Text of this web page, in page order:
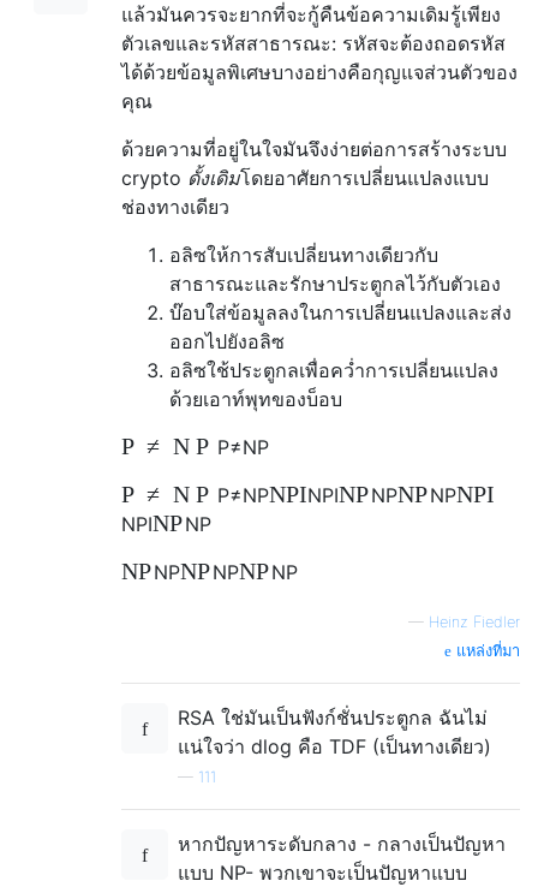
แล้วมันควรจะยากที่จะกู้คืนข้อความเดิมรู้เพียง
ตัวเลขและรหัสสาธารณะ: รหัสจะต้องถอดรหัส
ได้ด้วยข้อมูลพิเศษบางอย่างคือกุญแจส่วนตัวของ
คุณ
ด้วยความที่อยู่ในใจมันจึงง่ายต่อการสร้างระบบ
crypto ดั้งเดิมโดยอาศัยการเปลี่ยนแปลงแบบ
ช่องทางเดียว
อลิซให้การสับเปลี่ยนทางเดียวกับ
สาธารณะและรักษาประตูกลไว้กับตัวเอง
บ๊อบใส่ข้อมูลลงในการเปลี่ยนแปลงและส่ง
ออกไปยังอลิซ
อลิซใช้ประตูกลเพื่อคว่ำการเปลี่ยนแปลง
ด้วยเอาท์พุทของบ็อบ
P ≠ N P P≠NP
P ≠ N P P≠NPNPINPINPNPNPNPNPI
NPINPNP
NPNPNPNPNPNP
— Heinz Fiedler
แหล่งที่มา
RSA ใช่มันเป็นฟังก์ชั่นประตูกล ฉันไม่
แน่ใจว่า dlog คือ TDF (เป็นทางเดียว)
— 111
หากปัญหาระดับกลาง - กลางเป็นปัญหา
แบบ NP- พวกเขาจะเป็นปัญหาแบบ